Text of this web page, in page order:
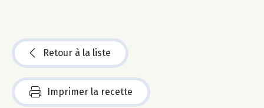
Retour à la liste
Imprimer la recette